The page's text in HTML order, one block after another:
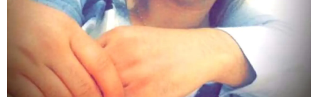
Kırklareli
Kırşehir
Kocaeli